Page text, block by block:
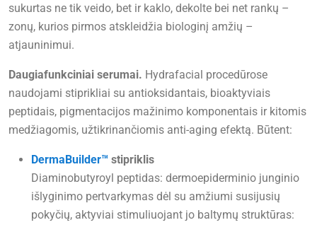
sukurtas ne tik veido, bet ir kaklo, dekolte bei net rankų –
zonų, kurios pirmos atskleidžia biologinį amžių –
atjauninimui.
Daugiafunkciniai serumai. Hydrafacial procedūrose
naudojami stiprikliai su antioksidantais, bioaktyviais
peptidais, pigmentacijos mažinimo komponentais ir kitomis
medžiagomis, užtikrinančiomis anti-aging efektą. Būtent:
DermaBuilder™ stipriklis
Diaminobutyroyl peptidas: dermoepiderminio junginio
išlyginimo pertvarkymas dėl su amžiumi susijusių
pokyčių, aktyviai stimuliuojant jo baltymų struktūras: